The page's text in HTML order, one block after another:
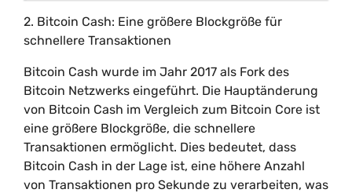
2. Bitcoin Cash: Eine größere Blockgröße für
schnellere Transaktionen
Bitcoin Cash wurde im Jahr 2017 als Fork des
Bitcoin Netzwerks eingeführt. Die Hauptänderung
von Bitcoin Cash im Vergleich zum Bitcoin Core ist
eine größere Blockgröße, die schnellere
Transaktionen ermöglicht. Dies bedeutet, dass
Bitcoin Cash in der Lage ist, eine höhere Anzahl
von Transaktionen pro Sekunde zu verarbeiten, was